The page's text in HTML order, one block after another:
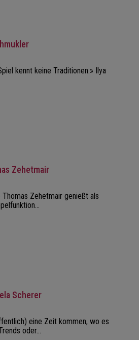
kennt keine Traditionen.» Ilya
Zehetmair
Zehetmair genießt als
Scherer
eine Zeit kommen, wo es
oder…